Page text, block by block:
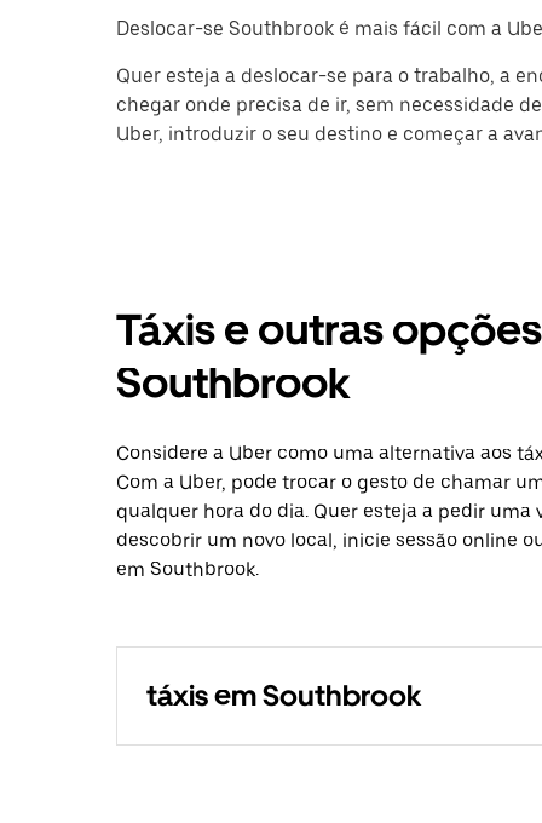
Deslocar-se Southbrook é mais fácil com a
Quer esteja a deslocar-se para o trabalho, a
chegar onde precisa de ir, sem necessidade
Uber, introduzir o seu destino e começar a
Táxis e outras
Southbrook
Considere a Uber como uma alternativa aos
Com a Uber, pode trocar o gesto de chamar
qualquer hora do dia. Quer esteja a pedir
descobrir um novo local, inicie sessão online
em Southbrook.
táxis em Southbrook